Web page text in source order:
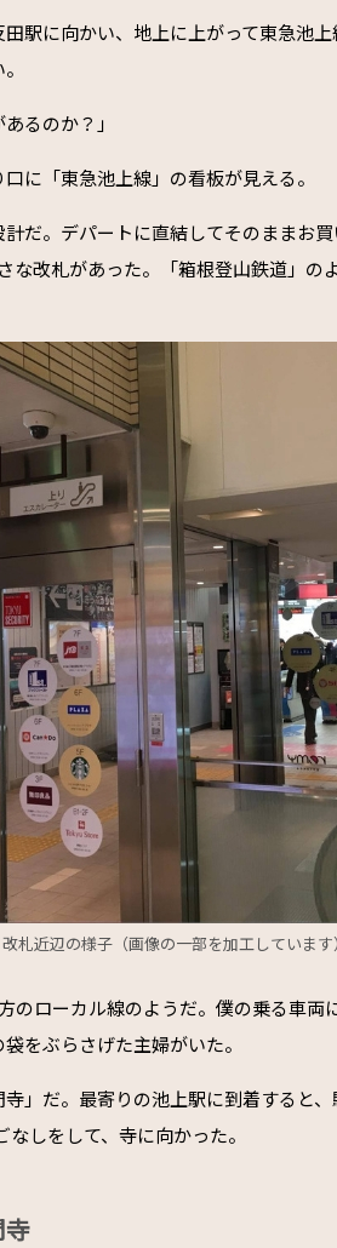
駅に向かい、地上に上がって東急池
るのか？」
に「東急池上線」の看板が見える。
だ。デパートに直結してそのままお
な改札があった。「箱根登山鉄道」の
改札近辺の様子（画像の一部を加工しています）
のローカル線のようだ。僕の乗る車両
をぶらさげた主婦がいた。
」だ。最寄りの池上駅に到着すると
しをして、寺に向かった。